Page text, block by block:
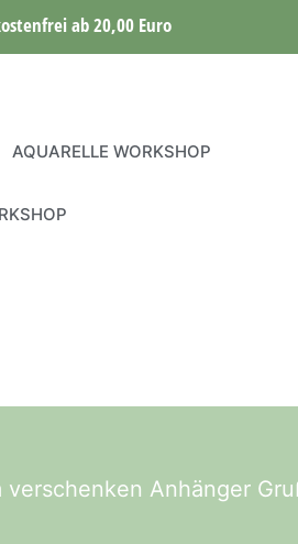
ab 20,00 Euro
AQUARELLE WORKSHOP
Anhänger